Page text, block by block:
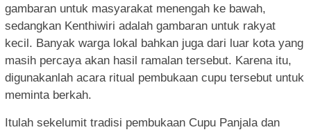
gambaran untuk masyarakat menengah ke bawah,
sedangkan Kenthiwiri adalah gambaran untuk rakyat
kecil. Banyak warga lokal bahkan juga dari luar kota yang
masih percaya akan hasil ramalan tersebut. Karena itu,
digunakanlah acara ritual pembukaan cupu tersebut untuk
meminta berkah.
Itulah sekelumit tradisi pembukaan Cupu Panjala dan